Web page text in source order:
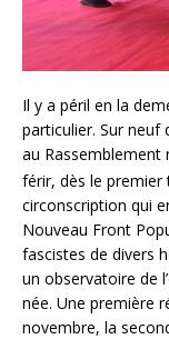
Il y a péril en la
particulier. Sur neuf
au Rassemblement
férir, dès le premier
circonscription qui
Nouveau Front
fascistes de divers
un observatoire de
née. Une première
novembre, la